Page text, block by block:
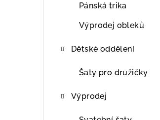
Pánská trika
Výprodej obleků
Dětské oddělení
Šaty pro družičky
Výprodej